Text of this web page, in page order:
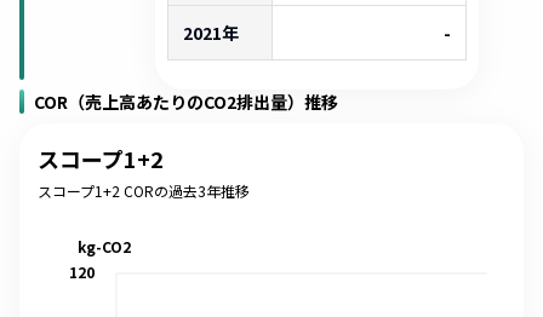
2021年 -
COR（売上高あたりのCO2排出量）推移
スコープ1+2
スコープ1+2 CORの過去3年推移
120
kg-CO2